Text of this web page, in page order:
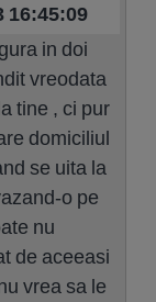
16:45:09
in doi
vreodata
tine , ci pur
domiciliul
se uita la
o pe
nu
de aceeasi
vrea sa le